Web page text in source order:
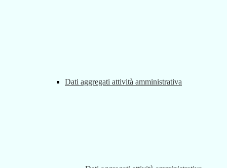
Dati aggregati attività amministrativa